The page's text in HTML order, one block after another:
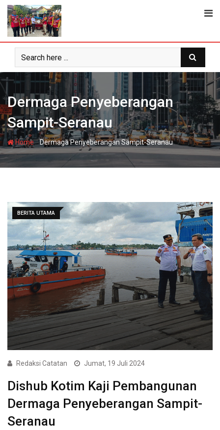
Skip
content
Dermaga Penyeberangan
Sampit-Seranau
Home-Dermaga Penyeberangan Sampit-Seranau
BERITA UTAMA
Redaksi Catatan Jumat, 19 Juli 2024
Dishub Kotim Kaji Pembangunan
Dermaga Penyeberangan Sampit-
Seranau